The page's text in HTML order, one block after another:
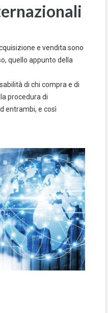
e vendita sono
quello appunto della
di chi compra e di
procedura di
entrambi, e così